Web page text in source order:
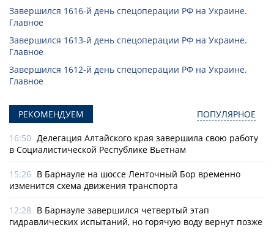
Завершился 1616-й день спецоперации РФ на Украине.
Главное
Завершился 1613-й день спецоперации РФ на Украине.
Главное
Завершился 1612-й день спецоперации РФ на Украине.
Главное
РЕКОМЕНДУЕМ ПОПУЛЯРНОЕ
16:50 Делегация Алтайского края завершила свою работу
в Социалистической Республике Вьетнам
15:26 В Барнауле на шоссе Ленточный Бор временно
изменится схема движения транспорта
12:28 В Барнауле завершился четвертый этап
гидравлических испытаний, но горячую воду вернут позже